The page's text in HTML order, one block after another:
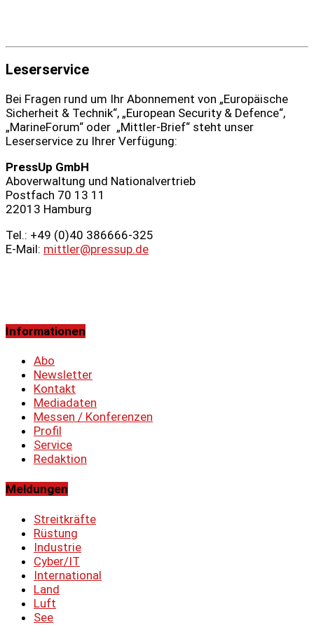
Leserservice
Bei Fragen rund um Ihr Abonnement von „Europäische
Sicherheit & Technik“, „European Security & Defence“,
„MarineForum“ oder „Mittler-Brief“ steht unser
Leserservice zu Ihrer Verfügung:
PressUp GmbH
Aboverwaltung und Nationalvertrieb
Postfach 70 13 11
22013 Hamburg
Tel.: +49 (0)40 386666‑325
E-Mail: mittler@pressup.de
Informationen
Abo
Newsletter
Kontakt
Mediadaten
Messen / Konferenzen
Profil
Service
Redaktion
Meldungen
Streitkräfte
Rüstung
Industrie
Cyber/IT
International
Land
Luft
See